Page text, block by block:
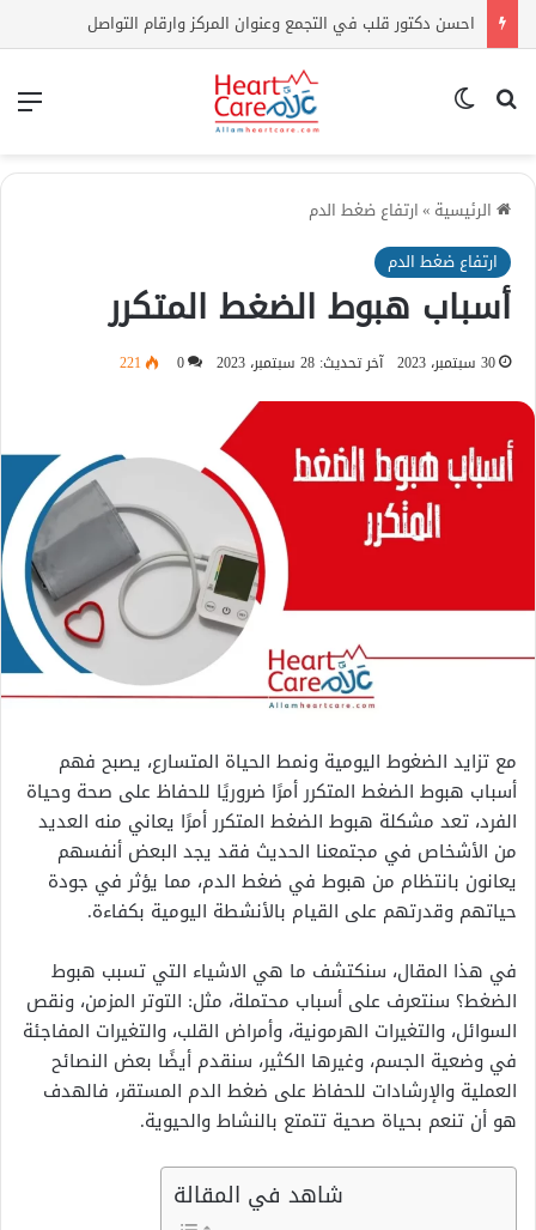
احسن دكتور قلب في التجمع وعنوان المركز وارقام التواصل
بحث عن
الرئيسية »ارتفاع ضغط الدم
ارتفاع ضغط الدم
أسباب هبوط الضغط المتكرر
30 سبتمبر، 2023 آخر تحديث: 28 سبتمبر، 2023 0
221
مع تزايد الضغوط اليومية ونمط الحياة المتسارع، يصبح فهم
أسباب هبوط الضغط المتكرر أمرًا ضروريًا للحفاظ على صحة وحياة
الفرد، تعد مشكلة هبوط الضغط المتكرر أمرًا يعاني منه العديد
من الأشخاص في مجتمعنا الحديث فقد يجد البعض أنفسهم
يعانون بانتظام من هبوط في ضغط الدم، مما يؤثر في جودة
حياتهم وقدرتهم على القيام بالأنشطة اليومية بكفاءة.
في هذا المقال، سنكتشف ما هي الاشياء التي تسبب هبوط
الضغط؟ سنتعرف على أسباب محتملة، مثل: التوتر المزمن، ونقص
السوائل، والتغيرات الهرمونية، وأمراض القلب، والتغيرات المفاجئة
في وضعية الجسم، وغيرها الكثير، سنقدم أيضًا بعض النصائح
العملية والإرشادات للحفاظ على ضغط الدم المستقر، فالهدف
هو أن تنعم بحياة صحية تتمتع بالنشاط والحيوية.
شاهد في المقالة